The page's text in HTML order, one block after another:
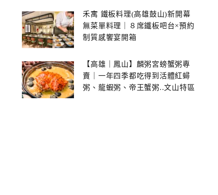
禾寓 鐵板料理(高雄鼓山)新開幕
無菜單料理｜８席鐵板吧台×預約
制質感饗宴開箱
【高雄｜鳳山】麟粥宮螃蟹粥專
賣｜一年四季都吃得到活體紅蟳
粥、龍蝦粥、帝王蟹粥..文山特區